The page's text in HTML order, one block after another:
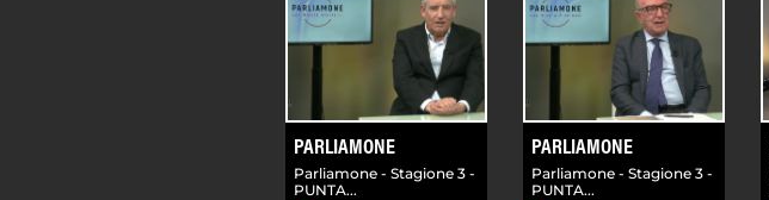
PARLIAMONE
Parliamone - Stagione 3 -
PUNTA...
PARLIAMONE
Parliamone - Stagione 3 -
PUNTA...